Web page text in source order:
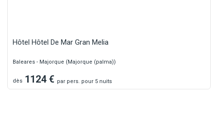
Hôtel Hôtel De Mar Gran Melia
Baleares - Majorque (Majorque (palma))
dès 1124 € par pers. pour 5 nuits